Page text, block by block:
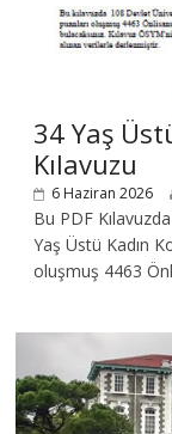
34 Yaş
Kılavuzu
6 Haziran 2026
Bu PDF
Yaş Üstü Kadın
oluşmuş 4463